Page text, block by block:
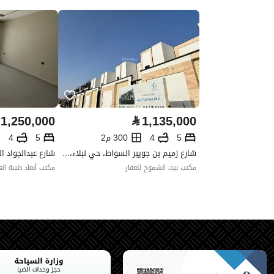
واجهة العقار
حدود واطوال العقار
الضمانات والمدة
-
قنوات الاعلان
منصة مرخصة ،لوحة اعلانية
حدود العقار/الملكية
الشمالي
الجنوبي
⃁1,135,000
5
4
300 م2
شارع زميم بن جويبر السواط، حي نبلاء، المدينة المنورة
مكتب بيت الشموخ للعقار
1,250,000
5
4
مكتب أبعاد طيبة